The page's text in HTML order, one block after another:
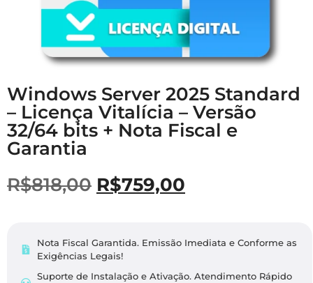
Windows Server 2025 Standard
– Licença Vitalícia – Versão
32/64 bits + Nota Fiscal e
Garantia
R$818,00 R$759,00
Nota Fiscal Garantida. Emissão Imediata e Conforme as
Exigências Legais​!
Suporte de Instalação e Ativação. Atendimento Rápido